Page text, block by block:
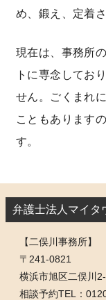
め、鍛え、定着
現在は、事務所
トに専念してお
せん。ごくまれ
こともあります
す。
弁護士法人マイタ
【二俣川事務所】
〒241-0821
横浜市旭区二俣川
相談予約TEL：